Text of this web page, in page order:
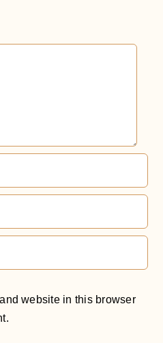
website in this browser